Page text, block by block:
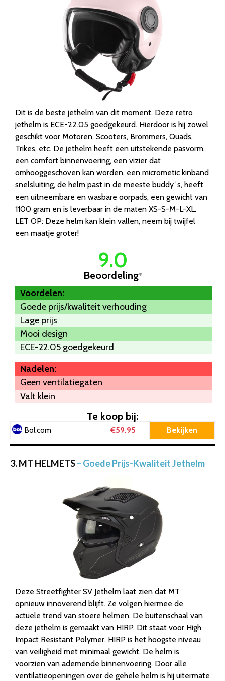
Dit is de beste jethelm van dit moment. Deze retro
jethelm is ECE-22.05 goedgekeurd. Hierdoor is hij zowel
geschikt voor Motoren, Scooters, Brommers, Quads,
Trikes, etc. De jethelm heeft een uitstekende pasvorm,
een comfort binnenvoering, een vizier dat
omhooggeschoven kan worden, een micrometic kinband
snelsluiting, de helm past in de meeste buddy`s, heeft
een uitneembare en wasbare oorpads, een gewicht van
1100 gram en is leverbaar in de maten XS-S-M-L-XL.
LET OP: Deze helm kan klein vallen, neem bij twijfel
een maatje groter!
9.0
Beoordeling*
Voordelen:
Goede prijs/kwaliteit verhouding
Lage prijs
Mooi design
ECE-22.05 goedgekeurd
Nadelen:
Geen ventilatiegaten
Valt klein
Te koop bij:
Bol.com €59.95 Bekijken
3. MT HELMETS– Goede Prijs-Kwaliteit Jethelm
Deze Streetfighter SV Jethelm laat zien dat MT
opnieuw innoverend blijft. Ze volgen hiermee de
actuele trend van stoere helmen. De buitenschaal van
deze jethelm is gemaakt van HIRP. Dit staat voor High
Impact Resistant Polymer. HIRP is het hoogste niveau
van veiligheid met minimaal gewicht. De helm is
voorzien van ademende binnenvoering. Door alle
ventilatieopeningen over de gehele helm is hij uitermate